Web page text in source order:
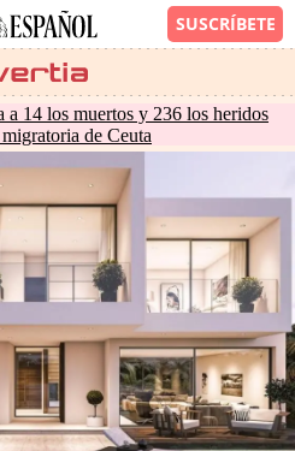
a 14 los muertos y 236 los heridos
de Ceuta